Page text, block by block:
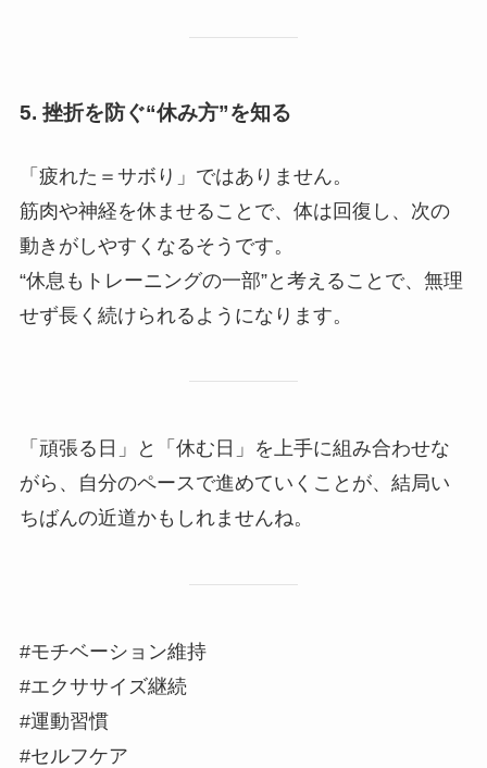
5. 挫折を防ぐ“休み方”を知る
「疲れた＝サボり」ではありません。
筋肉や神経を休ませることで、体は回復し、次の
動きがしやすくなるそうです。
“休息もトレーニングの一部”と考えることで、無理
せず長く続けられるようになります。
「頑張る日」と「休む日」を上手に組み合わせな
がら、自分のペースで進めていくことが、結局い
ちばんの近道かもしれませんね。
#モチベーション維持
#エクササイズ継続
#運動習慣
#セルフケア